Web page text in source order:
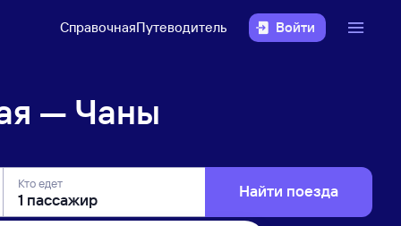
СправочнаяПутеводитель Войти
— Чаны
Кто едет Найти поезда